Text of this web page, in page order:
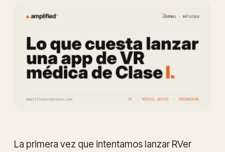
La primera vez que intentamos lanzar RVer